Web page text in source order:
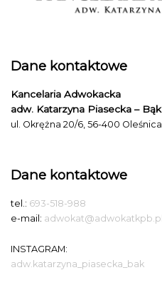
Dane kontaktowe
Kancelaria Adwokacka
adw. Katarzyna Piasecka – Bąk
ul. Okrężna 20/6, 56-400 Oleśnica
Dane kontaktowe
tel.: 693-518-988
e-mail: adwokat@adwokatkpb.pl
INSTAGRAM:
adw.katarzyna_piasecka_bak